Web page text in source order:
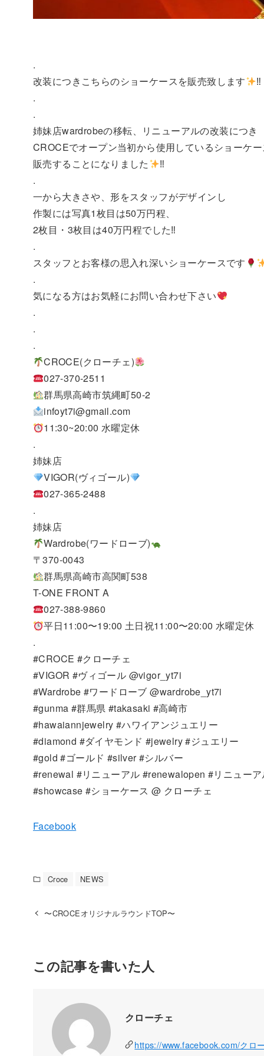
.
改装につきこちらのショーケースを販売致します
‼︎
.
.
姉妹店wardrobeの移転、リニューアルの改装につき
CROCEでオープン当初から使用しているショーケ
販売することになりました
‼︎
.
一から大きさや、形をスタッフがデザインし
作製には写真1枚目は50万円程、
2枚目・3枚目は40万円程でした‼︎
.
スタッフとお客様の思入れ深いショーケースです
.
気になる方はお気軽にお問い合わせ下さい
.
.
.
CROCE(クローチェ)
027-370-2511
群馬県高崎市筑縄町50-2
infoyt7i@gmail.com
11:30~20:00 水曜定休
.
姉妹店
VIGOR(ヴィゴール)
027-365-2488
.
姉妹店
Wardrobe(ワードローブ)
〒370-0043
群馬県高崎市高関町538
T-ONE FRONT A
027-388-9860
平日11:00〜19:00 土日祝11:00〜20:00 水曜定休
.
#CROCE #クローチェ
#VIGOR #ヴィゴール @vigor_yt7i
#Wardrobe #ワードローブ @wardrobe_yt7i
#gunma #群馬県 #takasaki #高崎市
#hawaiannjewelry #ハワイアンジュエリー
#diamond #ダイヤモンド #jewelry #ジュエリー
#gold #ゴールド #silver #シルバー
#renewal #リニューアル #renewalopen #リニュー
#showcase #ショーケース @ クローチェ
Facebook
Croce NEWS
〜CROCEオリジナルラウンドTOP〜
この記事を書いた人
クローチェ
https://www.facebook.com/クロ